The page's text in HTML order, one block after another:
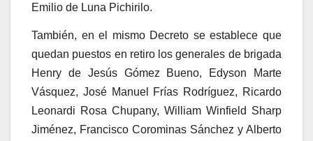
Emilio de Luna Pichirilo.
También, en el mismo Decreto se establece que
quedan puestos en retiro los generales de brigada
Henry de Jesús Gómez Bueno, Edyson Marte
Vásquez, José Manuel Frías Rodríguez, Ricardo
Leonardi Rosa Chupany, William Winfield Sharp
Jiménez, Francisco Corominas Sánchez y Alberto